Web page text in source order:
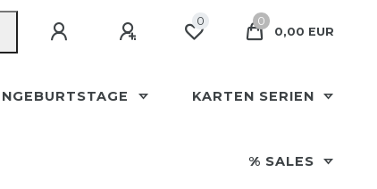
0
0
0,00 EUR
KARTEN SERIEN
% SALES